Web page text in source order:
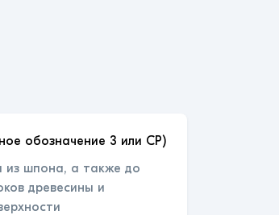
обозначение 3 или СР)
из шпона, а также до
древесины и